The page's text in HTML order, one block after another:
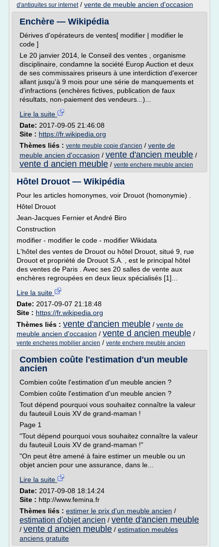
d'antiquites sur internet/ vente de meuble ancien d'occasion
Enchère — Wikipédia
Dérives d'opérateurs de ventes[ modifier | modifier le
code ]
Le 20 janvier 2014, le Conseil des ventes , organisme
disciplinaire, condamne la société Europ Auction et deux
de ses commissaires priseurs à une interdiction d'exercer
allant jusqu'à 9 mois pour une série de manquements et
d'infractions (enchères fictives, publication de faux
résultats, non-paiement des vendeurs...)...
Lire la suite
Date: 2017-09-05 21:46:08
Site : https://fr.wikipedia.org
Thèmes liés : vente meuble copie d'ancien / vente de
meuble ancien d'occasion / vente d'ancien meuble /
vente d ancien meuble / vente enchere meuble ancien
Hôtel Drouot — Wikipédia
Pour les articles homonymes, voir Drouot (homonymie) .
Hôtel Drouot
Jean-Jacques Fernier et André Biro
Construction
modifier - modifier le code - modifier Wikidata
L'hôtel des ventes de Drouot ou hôtel Drouot, situé 9, rue
Drouot et propriété de Drouot S.A. , est le principal hôtel
des ventes de Paris . Avec ses 20 salles de vente aux
enchères regroupées en deux lieux spécialisés [1]...
Lire la suite
Date: 2017-09-07 21:18:48
Site : https://fr.wikipedia.org
Thèmes liés : vente d'ancien meuble / vente de
meuble ancien d'occasion / vente d ancien meuble /
vente encheres mobilier ancien / vente enchere meuble ancien
Combien coûte l'estimation d'un meuble
ancien
Combien coûte l'estimation d'un meuble ancien ?
Combien coûte l'estimation d'un meuble ancien ?
Tout dépend pourquoi vous souhaitez connaître la valeur
du fauteuil Louis XV de grand-maman !
Page 1
"Tout dépend pourquoi vous souhaitez connaître la valeur
du fauteuil Louis XV de grand-maman !"
"On peut être amené à faire estimer un meuble ou un
objet ancien pour une assurance, dans le...
Lire la suite
Date: 2017-09-08 18:14:24
Site : http://www.femina.fr
Thèmes liés : estimer le prix d'un meuble ancien /
estimation d'objet ancien / vente d'ancien meuble
/ vente d ancien meuble / estimation meubles
anciens gratuite